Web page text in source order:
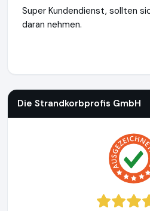
Super Kundendienst, sollten
daran nehmen.
Die Strandkorbprofis GmbH